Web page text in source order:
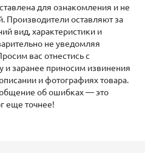
для ознакомления и не
Производители оставляют за
вид, характеристики и
не уведомляя
вас отнестись с
и заранее приносим извинения
и фотографиях товара.
об ошибках — это
еще точнее!